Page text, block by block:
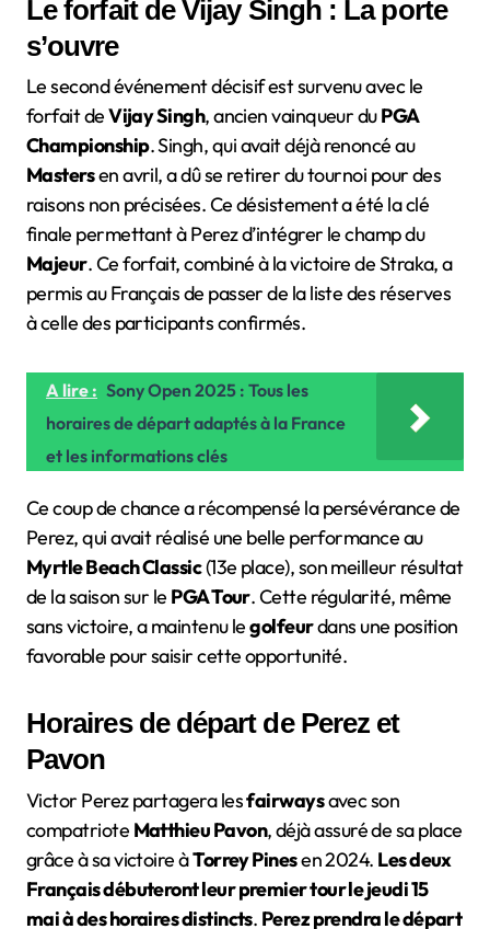
Le forfait de Vijay Singh : La porte
s’ouvre
Le second événement décisif est survenu avec le
forfait deVijay Singh, ancien vainqueur duPGA
Championship. Singh, qui avait déjà renoncé au
Mastersen avril, a dû se retirer du tournoi pour des
raisons non précisées. Ce désistement a été la clé
finale permettant à Perez d’intégrer le champ du
Majeur. Ce forfait, combiné à la victoire de Straka, a
permis au Français de passer de la liste des réserves
à celle des participants confirmés.
A lire : Sony Open 2025 : Tous les
horaires de départ adaptés à la France
et les informations clés
Ce coup de chance a récompensé la persévérance de
Perez, qui avait réalisé une belle performance au
Myrtle Beach Classic(13e place), son meilleur résultat
de la saison sur le PGA Tour. Cette régularité, même
sans victoire, a maintenu legolfeurdans une position
favorable pour saisir cette opportunité.
Horaires de départ de Perez et
Pavon
Victor Perez partagera lesfairwaysavec son
compatriote Matthieu Pavon, déjà assuré de sa place
grâce à sa victoire àTorrey Pinesen 2024. Les deux
Français débuteront leur premier tour le jeudi 15
mai à des horaires distincts. Perez prendra le départ